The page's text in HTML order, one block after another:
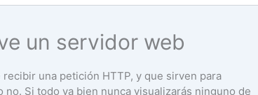
un servidor web
recibir una petición HTTP, y que sirven para
Si todo va bien nunca visualizarás ninguno de